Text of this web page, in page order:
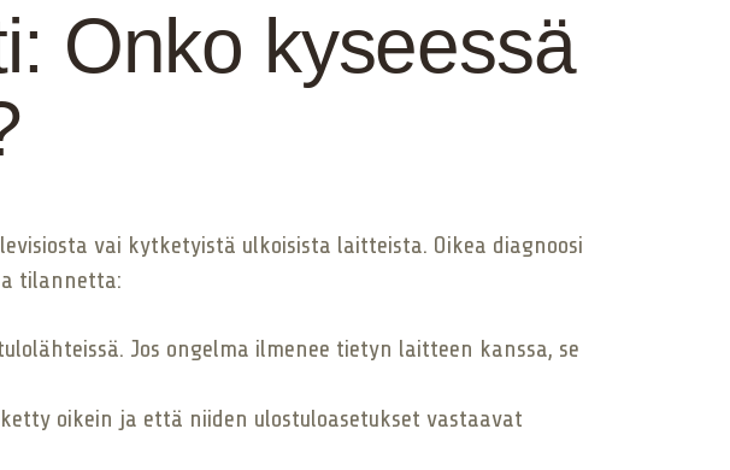
Onko kyseessä
vai kytketyistä ulkoisista laitteista. Oikea diagnoosi
tilannetta:
Jos ongelma ilmenee tietyn laitteen kanssa, se
oikein ja että niiden ulostuloasetukset vastaavat